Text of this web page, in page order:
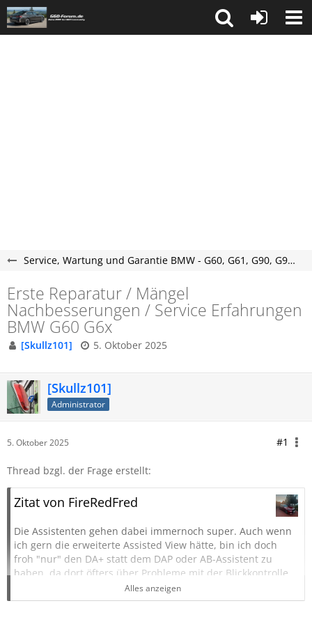
Service, Wartung und Garantie BMW - G60, G61, G90, G99 Forum
Erste Reparatur / Mängel
Nachbesserungen / Service Erfahrungen
BMW G60 G6x
[Skullz101] 5. Oktober 2025
[Skullz101]
Administrator
5. Oktober 2025 #1
Thread bzgl. der Frage erstellt:
Zitat von FireRedFred
Die Assistenten gehen dabei immernoch super. Auch wenn
ich gern die erweiterte Assisted View hätte, bin ich doch
froh "nur" den DA+ statt dem DAP oder AB-Assistent zu
haben, da dort öfters über Probleme mit der Blickkontrolle
berichtet wurde. So habe ich einfach meine Hand dran und
kann entspannt reisen.
Alles anzeigen